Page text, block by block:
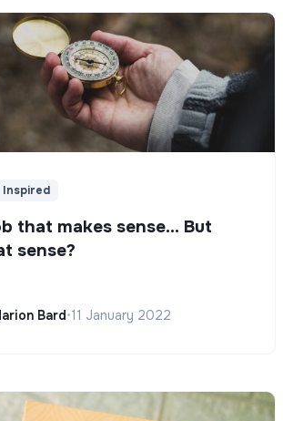
Inspired
that makes sense... But
sense?
Bard•11 January 2022